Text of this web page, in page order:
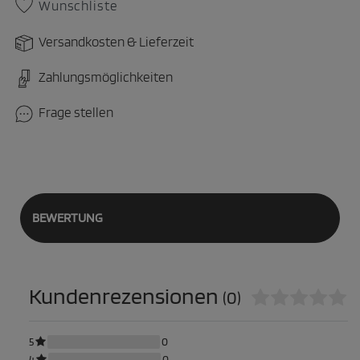
Wunschliste
Versandkosten & Lieferzeit
Zahlungsmöglichkeiten
Frage stellen
BEWERTUNG
Kundenrezensionen (0)
5
0